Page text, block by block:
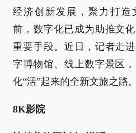
经济创新发展，聚力打造
前，数字化已成为助推文
重要手段。近日，记者走
字博物馆、线上数字景区
化“活”起来的全新文旅之路。
8K影院